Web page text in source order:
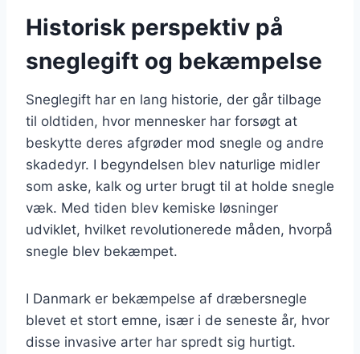
Historisk perspektiv på
sneglegift og bekæmpelse
Sneglegift har en lang historie, der går tilbage
til oldtiden, hvor mennesker har forsøgt at
beskytte deres afgrøder mod snegle og andre
skadedyr. I begyndelsen blev naturlige midler
som aske, kalk og urter brugt til at holde snegle
væk. Med tiden blev kemiske løsninger
udviklet, hvilket revolutionerede måden, hvorpå
snegle blev bekæmpet.
I Danmark er bekæmpelse af dræbersnegle
blevet et stort emne, især i de seneste år, hvor
disse invasive arter har spredt sig hurtigt.